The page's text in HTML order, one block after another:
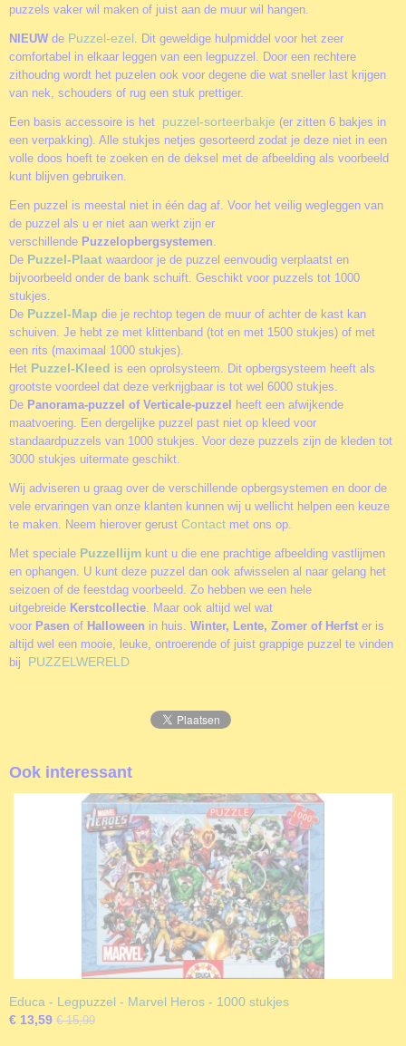
puzzels vaker wil maken of juist aan de muur wil hangen.
NIEUW de Puzzel-ezel. Dit geweldige hulpmiddel voor het zeer
comfortabel in elkaar leggen van een legpuzzel. Door een rechtere
zithoudng wordt het puzelen ook voor degene die wat sneller last krijgen
van nek, schouders of rug een stuk prettiger.
Een basis accessoire is het puzzel-sorteerbakje (er zitten 6 bakjes in
een verpakking). Alle stukjes netjes gesorteerd zodat je deze niet in een
volle doos hoeft te zoeken en de deksel met de afbeelding als voorbeeld
kunt blijven gebruiken.
Een puzzel is meestal niet in één dag af. Voor het veilig wegleggen van
de puzzel als u er niet aan werkt zijn er
verschillende Puzzelopbergsystemen.
De Puzzel-Plaat waardoor je de puzzel eenvoudig verplaatst en
bijvoorbeeld onder de bank schuift. Geschikt voor puzzels tot 1000
stukjes.
De Puzzel-Map die je rechtop tegen de muur of achter de kast kan
schuiven. Je hebt ze met klittenband (tot en met 1500 stukjes) of met
een rits (maximaal 1000 stukjes).
Het Puzzel-Kleed is een oprolsysteem. Dit opbergsysteem heeft als
grootste voordeel dat deze verkrijgbaar is tot wel 6000 stukjes.
De Panorama-puzzel of Verticale-puzzel
heeft een afwijkende
maatvoering. Een dergelijke puzzel past niet op kleed voor
standaardpuzzels van 1000 stukjes. Voor deze puzzels zijn de kleden tot
3000 stukjes uitermate geschikt.
Wij adviseren u graag over de verschillende opbergsystemen en door de
vele ervaringen van onze klanten kunnen wij u wellicht helpen een keuze
te maken. Neem hierover gerust Contact met ons op.
Met speciale Puzzellijm kunt u die ene prachtige afbeelding vastlijmen
en ophangen. U kunt deze puzzel dan ook afwisselen al naar gelang het
seizoen of de feestdag voorbeeld. Zo hebben we een hele
uitgebreide Kerstcollectie. Maar ook altijd wel wat
voor Pasen of Halloween in huis. Winter, Lente, Zomer of Herfst er is
altijd wel een mooie, leuke, ontroerende of juist grappige puzzel te vinden
bij PUZZELWERELD
Ook interessant
Educa - Legpuzzel - Marvel Heros - 1000 stukjes
€ 13,59 € 15,99